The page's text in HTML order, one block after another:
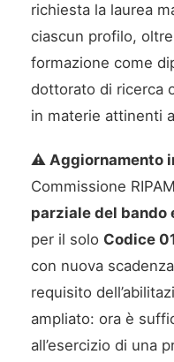
richiesta la laurea
ciascun profilo,
formazione come
dottorato di ricerca
in materie attinenti
⚠️ Aggiornamento
Commissione
parziale del bando
per il solo Codice
con nuova
requisito
ampliato: ora è
all’esercizio di una